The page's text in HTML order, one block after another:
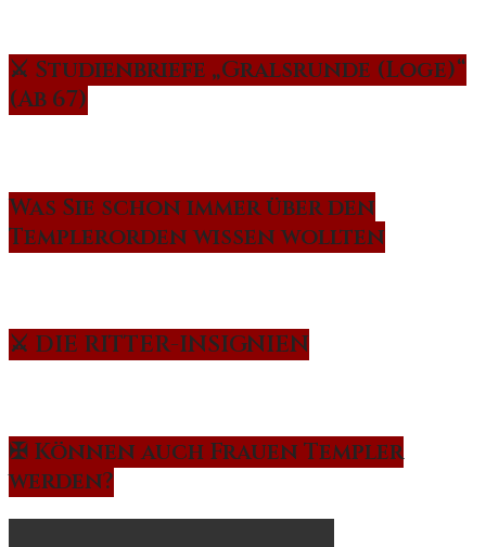
⚔️ Studienbriefe „Gralsrunde (Loge)“
(Ab 67)
Was Sie schon immer über den
Templerorden wissen wollten
⚔️ DIE RITTER-INSIGNIEN
✠ Können auch Frauen Templer
werden?